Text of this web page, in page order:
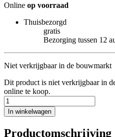
Online op voorraad
Thuisbezorgd
gratis
Bezorging tussen 12
Niet verkrijgbaar in de bouwmarkt
Dit product is niet verkrijgbaar in
online te koop.
In winkelwagen
Productomschrijving